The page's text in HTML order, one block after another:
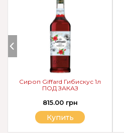
Сироп Giffard Гибискус 1л
ПОД ЗАКАЗ
815.00 грн
Купить